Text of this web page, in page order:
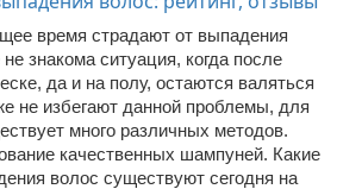
время страдают от выпадения
знакома ситуация, когда после
да и на полу, остаются валяться
не избегают данной проблемы, для
много различных методов.
качественных шампуней. Какие
волос существуют сегодня на